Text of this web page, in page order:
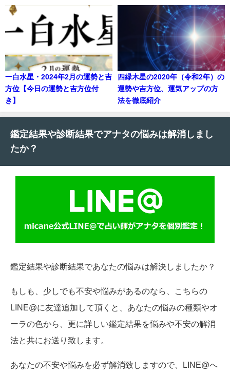
一白水星・2024年2月の運勢と吉
方位【今日の運勢と吉方位付
き】
四緑木星の2020年（令和2年）の
運勢や吉方位、運気アップの方
法を徹底紹介
鑑定結果や診断結果でアナタの悩みは解消しまし
たか？
鑑定結果や診断結果であなたの悩みは解決しましたか？
もしも、少しでも不安や悩みがあるのなら、こちらの
LINE@に友達追加して頂くと、あなたの悩みの種類やオ
ーラの色から、更に詳しい鑑定結果を悩みや不安の解消
法と共にお送り致します。
あなたの不安や悩みを必ず解消致しますので、LINE@へ